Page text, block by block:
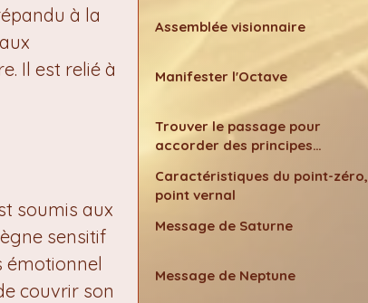
à la
Il est relié à
soumis aux
sensitif
émotionnel
couvrir son
Assemblée visionnaire
Manifester l'Octave
Trouver le passage pour
accorder des principes
Caractéristiques du point-zéro,
point vernal
Message de Saturne
Message de Neptune